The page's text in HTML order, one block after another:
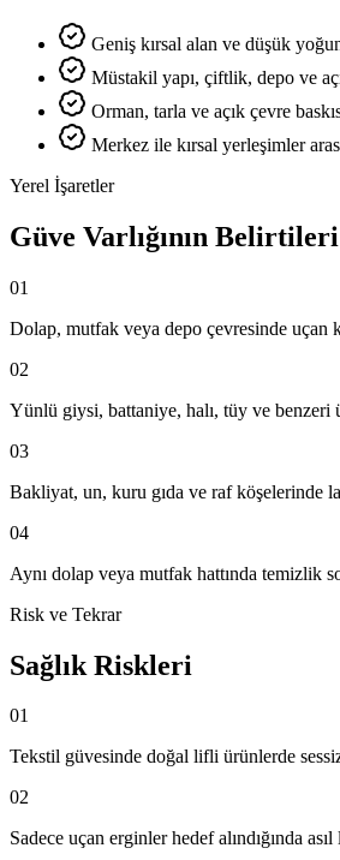
Geniş kırsal alan ve düşük
Müstakil yapı, çiftlik, depo ve
Orman, tarla ve açık çevre
Merkez ile kırsal yerleşimler
Yerel İşaretler
Güve Varlığının Belirtileri
01
Dolap, mutfak veya depo çevresinde uçan
02
Yünlü giysi, battaniye, halı, tüy ve benzeri
03
Bakliyat, un, kuru gıda ve raf köşelerinde
04
Aynı dolap veya mutfak hattında temizlik
Risk ve Tekrar
Sağlık Riskleri
01
Tekstil güvesinde doğal lifli ürünlerde
02
Sadece uçan erginler hedef alındığında